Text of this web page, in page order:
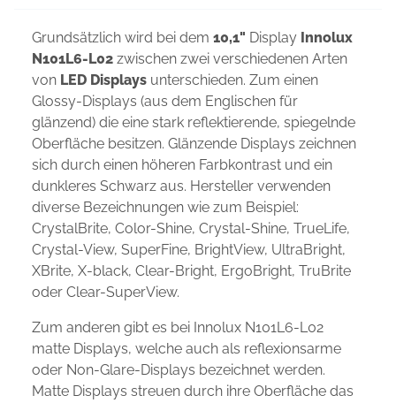
Grundsätzlich wird bei dem 10,1" Display Innolux
N101L6-L02 zwischen zwei verschiedenen Arten
von LED Displays unterschieden. Zum einen
Glossy-Displays (aus dem Englischen für
glänzend) die eine stark reflektierende, spiegelnde
Oberfläche besitzen. Glänzende Displays zeichnen
sich durch einen höheren Farbkontrast und ein
dunkleres Schwarz aus. Hersteller verwenden
diverse Bezeichnungen wie zum Beispiel:
CrystalBrite, Color-Shine, Crystal-Shine, TrueLife,
Crystal-View, SuperFine, BrightView, UltraBright,
XBrite, X-black, Clear-Bright, ErgoBright, TruBrite
oder Clear-SuperView.
Zum anderen gibt es bei Innolux N101L6-L02
matte Displays, welche auch als reflexionsarme
oder Non-Glare-Displays bezeichnet werden.
Matte Displays streuen durch ihre Oberfläche das